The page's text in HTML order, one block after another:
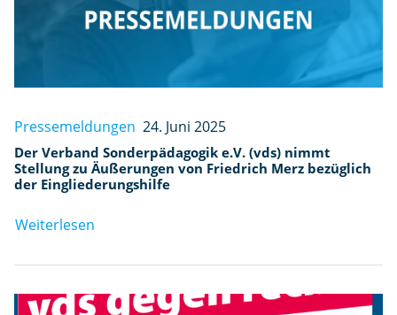
Pressemeldungen 24. Juni 2025
Der Verband Sonderpädagogik e.V. (vds) nimmt
Stellung zu Äußerungen von Friedrich Merz bezüglich
der Eingliederungshilfe
Weiterlesen